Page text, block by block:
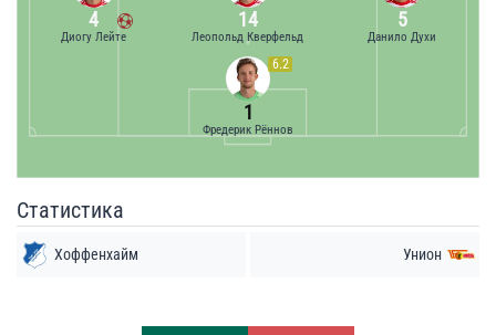
6.2
1
Фредерик Рённов
4
Диогу Лейте
14
Леопольд Кверфельд
5
Данило Духи
Статистика
Хоффенхайм Унион